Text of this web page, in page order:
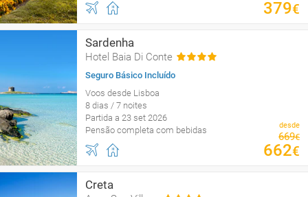
379€
Sardenha
Hotel Baia Di Conte
Seguro Básico Incluído
Voos desde Lisboa
8 dias / 7 noites
Partida a 23 set 2026
Pensão completa com bebidas
desde
669€
662€
Creta